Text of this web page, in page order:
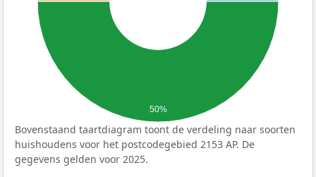
50%
Bovenstaand taartdiagram toont de verdeling naar soorten
huishoudens voor het postcodegebied 2153 AP. De
gegevens gelden voor 2025.